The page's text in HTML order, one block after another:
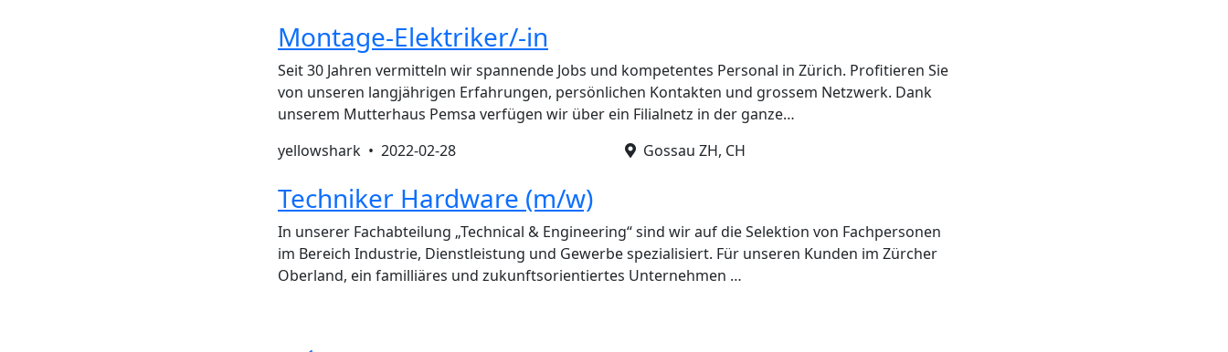
Montage-Elektriker/-in
Seit 30 Jahren vermitteln wir spannende Jobs und kompetentes Personal in Zürich. Profitieren Sie
von unseren langjährigen Erfahrungen, persönlichen Kontakten und grossem Netzwerk. Dank
unserem Mutterhaus Pemsa verfügen wir über ein Filialnetz in der ganze…
yellowshark • 2022-02-28 Gossau ZH, CH
Techniker Hardware (m/w)
In unserer Fachabteilung „Technical & Engineering“ sind wir auf die Selektion von Fachpersonen
im Bereich Industrie, Dienstleistung und Gewerbe spezialisiert. Für unseren Kunden im Zürcher
Oberland, ein familliäres und zukunftsorientiertes Unternehmen …